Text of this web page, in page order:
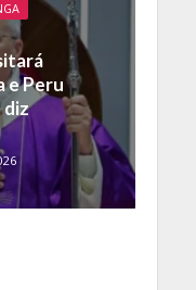
e Peru
diz